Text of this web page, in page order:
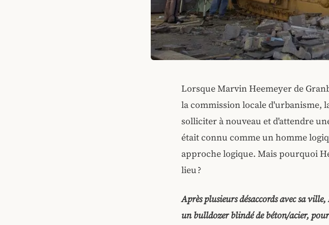
Lorsque Marvin Heemeyer de
la commission locale d'urbanisme,
solliciter à nouveau et d'attendre
était connu comme un homme
approche logique. Mais pourquoi
lieu ?
Après plusieurs désaccords avec sa
un bulldozer blindé de béton/acier,